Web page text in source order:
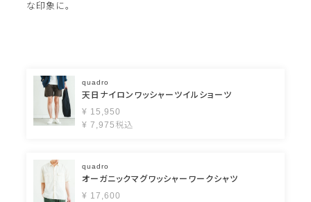
な印象に。
quadro
天日ナイロンワッシャーツイルショーツ
¥ 15,950
¥ 7,975 税込
quadro
オーガニックマグワッシャーワークシャツ
¥ 17,600